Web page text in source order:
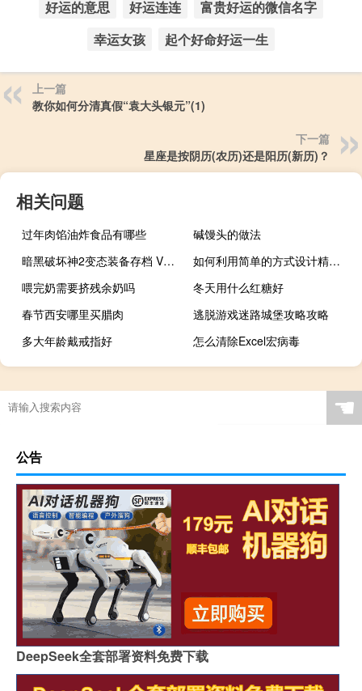
好运的意思 好运连连
富贵好运的微信名字
幸运女孩
起个好命好运一生
上一篇
教你如何分清真假“袁大头银元”(1)
下一篇
星座是按阴历(农历)还是阳历(新历)？
相关问题
过年肉馅油炸食品有哪些
碱馒头的做法
暗黑破坏神2变态装备存档 V1.13 绿色免费版（暗黑破坏神2变态装备存档 V1.13 绿色免费版功能简介）
如何利用简单的方式设计精致的儿童房效果图？
喂完奶需要挤残余奶吗
冬天用什么红糖好
春节西安哪里买腊肉
逃脱游戏迷路城堡攻略攻略
多大年龄戴戒指好
怎么清除Excel宏病毒
☚
公告
DeepSeek全套部署资料免费下载